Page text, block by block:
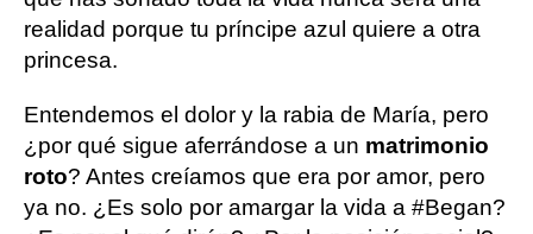
realidad porque tu príncipe azul quiere a otra
princesa.
Entendemos el dolor y la rabia de María, pero
¿por qué sigue aferrándose a un matrimonio
roto? Antes creíamos que era por amor, pero
ya no. ¿Es solo por amargar la vida a #Began?